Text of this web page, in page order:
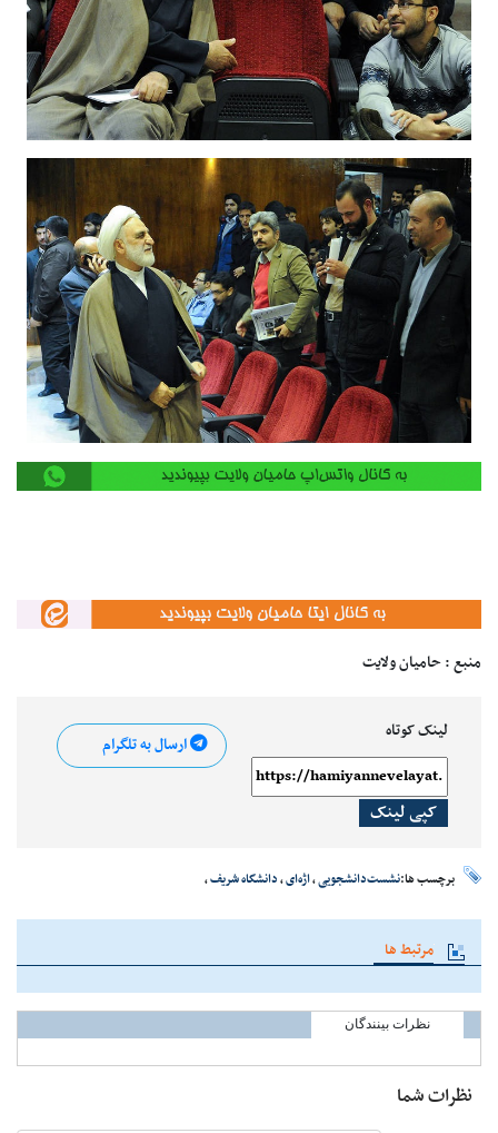
منبع : حامیان ولایت
لینک کوتاه
کپی لینک
ارسال به تلگرام
برچسب ها:نشست‌دانشجویی،اژه‌ای،دانشگاه شریف،
مرتبط ها
نظرات بینندگان
نظرات شما